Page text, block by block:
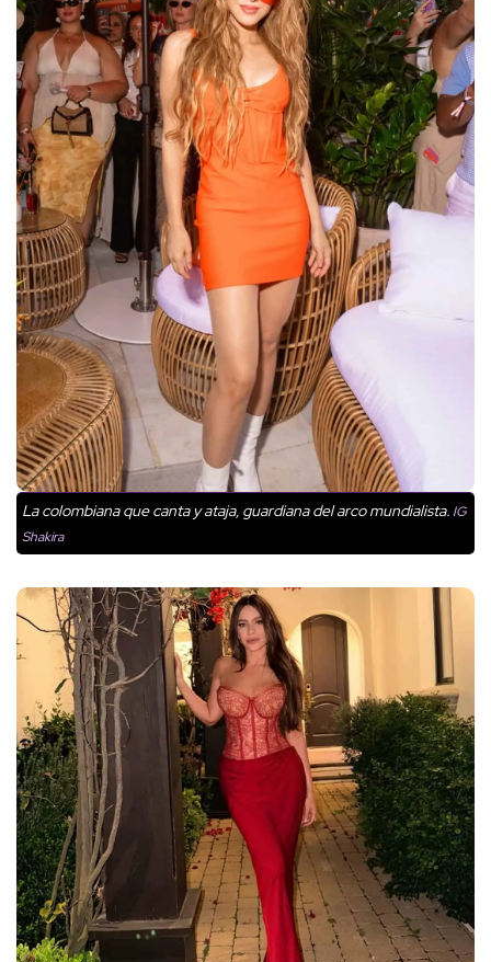
La colombiana que canta y ataja, guardiana del arco mundialista. IG
Shakira